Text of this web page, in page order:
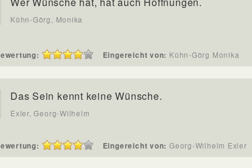
Kühn-Görg, Monika
Eingereicht von: Kühn-Görg Monika
Das Sein kennt keine Wünsche.
Exler, Georg-Wilhelm
Eingereicht von: Georg-Wilhelm Exler